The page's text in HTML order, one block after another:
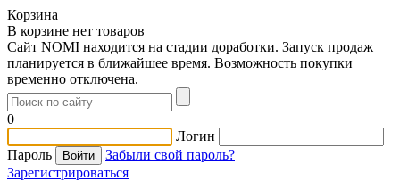
Корзина
В корзине нет товаров
Сайт NOMI находится на стадии доработки. Запуск продаж
планируется в ближайшее время. Возможность покупки
временно отключена.
0
Логин
Пароль
Забыли свой пароль?
Зарегистрироваться